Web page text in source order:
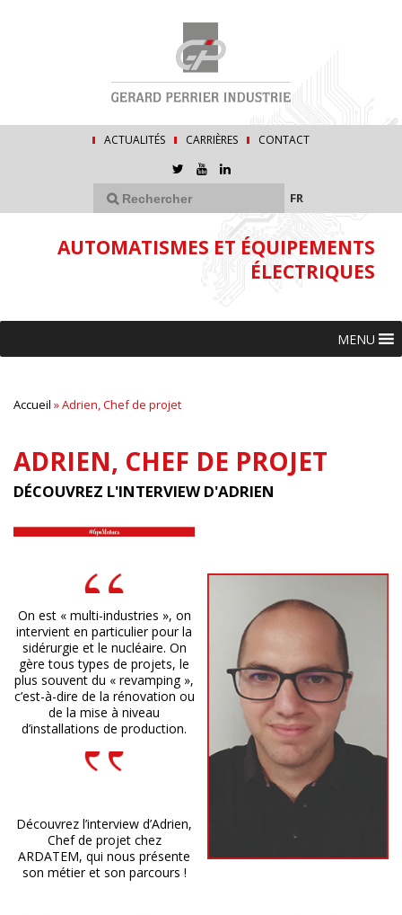
ACTUALITÉS CARRIÈRES CONTACT
FR
AUTOMATISMES ET ÉQUIPEMENTS
ÉLECTRIQUES
MENU
Accueil »Adrien, Chef de projet
ADRIEN, CHEF DE PROJET
DÉCOUVREZ L'INTERVIEW D'ADRIEN
On est « multi-industries », on
intervient en particulier pour la
sidérurgie et le nucléaire. On
gère tous types de projets, le
plus souvent du « revamping »,
c’est-à-dire de la rénovation ou
de la mise à niveau
d’installations de production.
Découvrez l’interview d’Adrien,
Chef de projet chez
ARDATEM, qui nous présente
son métier et son parcours !